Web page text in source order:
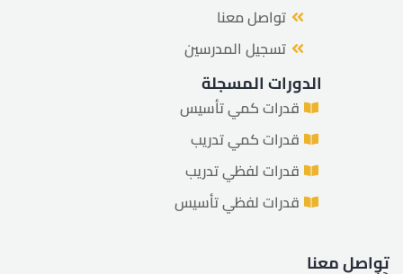
تواصل معنا
تسجيل المدرسين
الدورات المسجلة
قدرات كمي تأسيس
قدرات كمي تدريب
قدرات لفظي تدريب
قدرات لفظي تأسيس
تواصل معنا